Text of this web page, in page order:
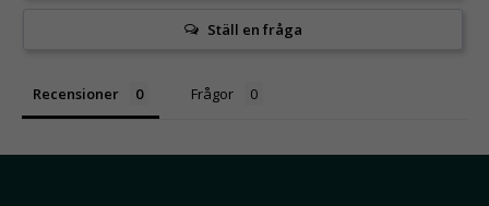
Ställ en fråga
Recensioner Frågor